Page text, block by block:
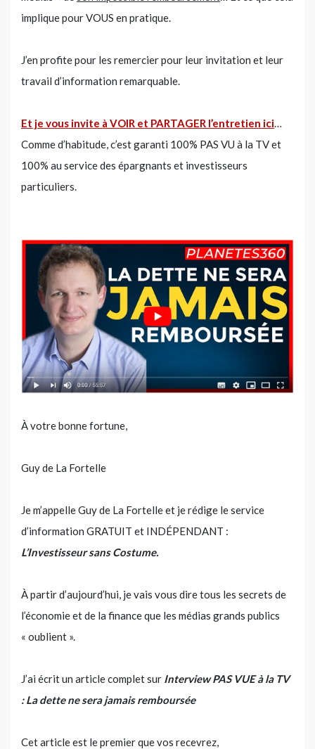
implique pour VOUS en pratique.
J’en profite pour les remercier pour leur invitation et leur
travail d’information remarquable.
Et je vous invite à VOIR et PARTAGER l’entretien ici…
Comme d’habitude, c’est garanti 100% PAS VU à la TV et
100% au service des épargnants et investisseurs
particuliers.
À votre bonne fortune,
Guy de La Fortelle
Je m’appelle Guy de La Fortelle et je rédige le service
d’information GRATUIT et INDÉPENDANT :
L’Investisseur sans Costume.
À partir d’aujourd’hui, je vais vous dire tous les secrets de
l’économie et de la finance que les médias grands publics
« oublient ».
J’ai écrit un article complet sur Interview PAS VUE à la TV
: La dette ne sera jamais remboursée
Cet article est le premier que vos recevrez,